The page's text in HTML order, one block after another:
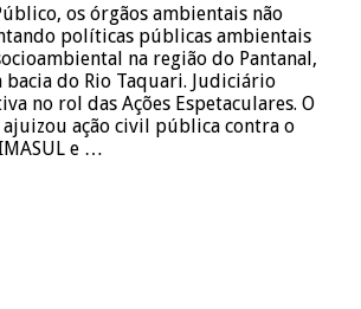
os órgãos ambientais não
políticas públicas ambientais
na região do Pantanal,
bacia do Rio Taquari. Judiciário
no rol das Ações Espetaculares. O
ação civil pública contra o
e …